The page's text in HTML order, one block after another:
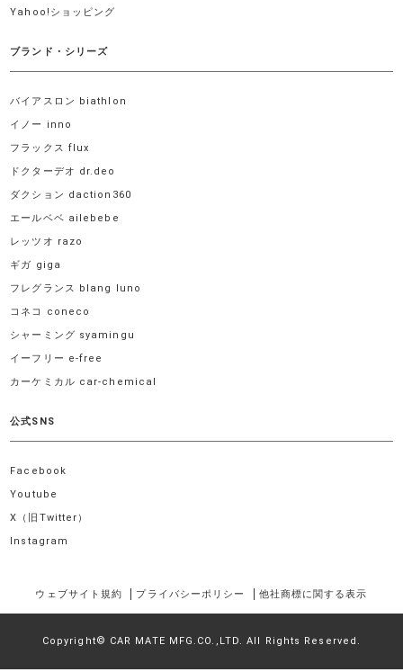
Yahoo!ショッピング
ブランド・シリーズ
バイアスロン biathlon
イノー inno
フラックス flux
ドクターデオ dr.deo
ダクション daction360
エールベベ ailebebe
レッツオ razo
ギガ giga
フレグランス blang luno
コネコ coneco
シャーミング syamingu
イーフリー e-free
カーケミカル car-chemical
公式SNS
Facebook
Youtube
X（旧Twitter）
Instagram
ウェブサイト規約 プライバシーポリシー 他社商標に関する表示
Copyright© CAR MATE MFG.CO.,LTD. All Rights Reserved.